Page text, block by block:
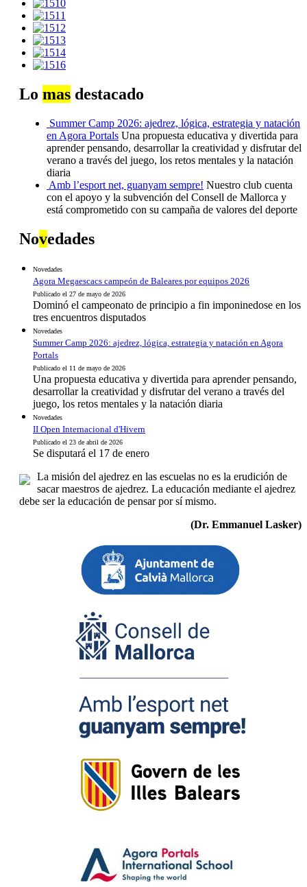
Lo mas destacado
Summer Camp 2026: ajedrez, lógica, estrategia y natación
en Agora Portals Una propuesta educativa y divertida para
aprender pensando, desarrollar la creatividad y disfrutar del
verano a través del juego, los retos mentales y la natación
diaria
Amb l’esport net, guanyam sempre! Nuestro club cuenta
con el apoyo y la subvención del Consell de Mallorca y
está comprometido con su campaña de valores del deporte
Novedades
Novedades
Agora Megaescacs campeón de Baleares por equipos 2026
Publicado el 27 de mayo de 2026
Dominó el campeonato de principio a fin imponinedose en los
tres encuentros disputados
Novedades
Summer Camp 2026: ajedrez, lógica, estrategia y natación en Agora
Portals
Publicado el 11 de mayo de 2026
Una propuesta educativa y divertida para aprender pensando,
desarrollar la creatividad y disfrutar del verano a través del
juego, los retos mentales y la natación diaria
Novedades
II Open Internacional d'Hivern
Publicado el 23 de abril de 2026
Se disputará el 17 de enero
La misión del ajedrez en las escuelas no es la erudición de
sacar maestros de ajedrez. La educación mediante el ajedrez
debe ser la educación de pensar por sí mismo.
(Dr. Emmanuel Lasker)